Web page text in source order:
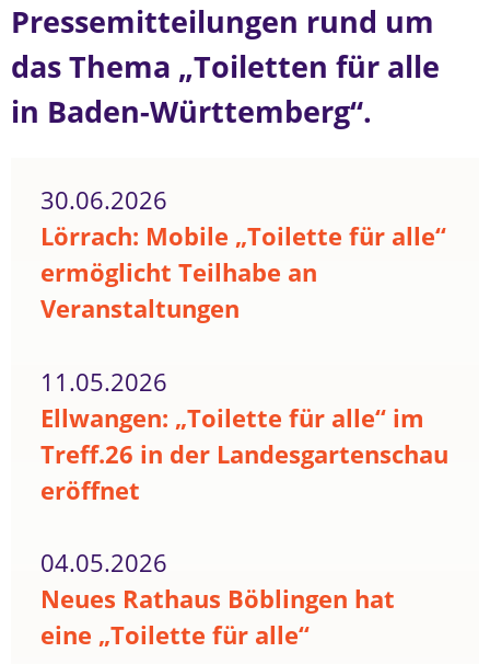
Pressemitteilungen rund um
das Thema „Toiletten für alle
in Baden-Württemberg“.
30.06.2026
Lörrach: Mobile „Toilette für alle“
ermöglicht Teilhabe an
Veranstaltungen
11.05.2026
Ellwangen: „Toilette für alle“ im
Treff.26 in der Landesgartenschau
eröffnet
04.05.2026
Neues Rathaus Böblingen hat
eine „Toilette für alle“